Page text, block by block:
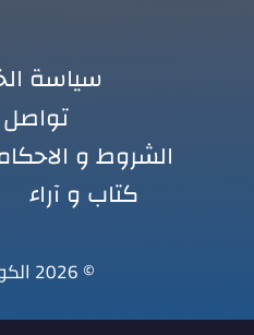
سياسة
الشروط و
كتاب و آراء
© 2026 الكويت بوست